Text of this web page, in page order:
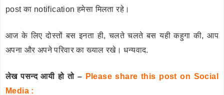
post का notification हमेसा मिलता रहे।
आज के लिए दोस्तों बस इनता ही, चलते चलते बस यही कहुगा की, आप
अपना और अपने परिवार का ख्याल रखे। धन्यवाद.
लेख पसन्द आयी हो तो – Please share this post on Social
Media :